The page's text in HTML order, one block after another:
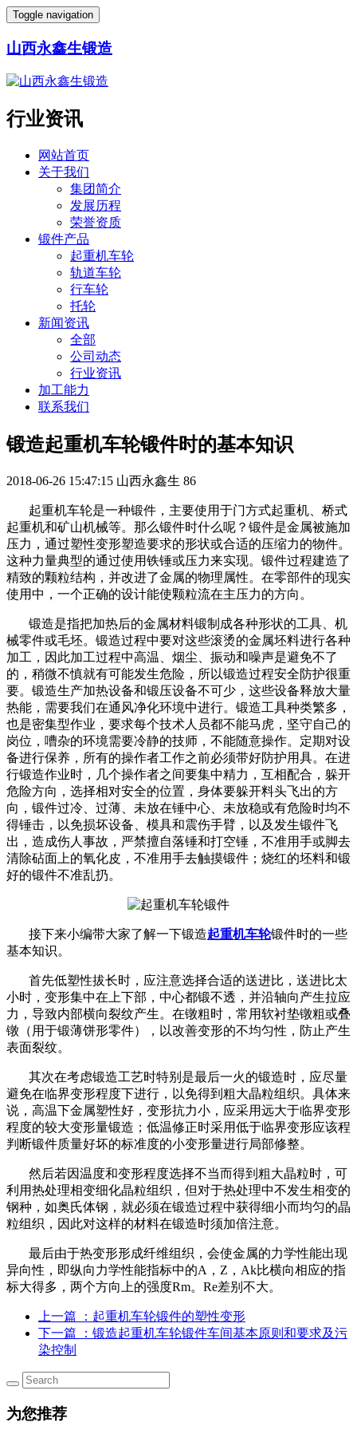
Toggle navigation
山西永鑫生锻造
行业资讯
网站首页
关于我们
集团简介
发展历程
荣誉资质
锻件产品
起重机车轮
轨道车轮
行车轮
托轮
新闻资讯
全部
公司动态
行业资讯
加工能力
联系我们
锻造起重机车轮锻件时的基本知识
2018-06-26 15:47:15 山西永鑫生 86
起重机车轮是一种锻件，主要使用于门方式起重机、桥式
起重机和矿山机械等。那么锻件时什么呢？锻件是金属被施加
压力，通过塑性变形塑造要求的形状或合适的压缩力的物件。
这种力量典型的通过使用铁锤或压力来实现。锻件过程建造了
精致的颗粒结构，并改进了金属的物理属性。在零部件的现实
使用中，一个正确的设计能使颗粒流在主压力的方向。
锻造是指把加热后的金属材料锻制成各种形状的工具、机
械零件或毛坯。锻造过程中要对这些滚烫的金属坯料进行各种
加工，因此加工过程中高温、烟尘、振动和噪声是避免不了
的，稍微不慎就有可能发生危险，所以锻造过程安全防护很重
要。锻造生产加热设备和锻压设备不可少，这些设备释放大量
热能，需要我们在通风净化环境中进行。锻造工具种类繁多，
也是密集型作业，要求每个技术人员都不能马虎，坚守自己的
岗位，嘈杂的环境需要冷静的技师，不能随意操作。定期对设
备进行保养，所有的操作者工作之前必须带好防护用具。在进
行锻造作业时，几个操作者之间要集中精力，互相配合，躲开
危险方向，选择相对安全的位置，身体要躲开料头飞出的方
向，锻件过冷、过薄、未放在锤中心、未放稳或有危险时均不
得锤击，以免损坏设备、模具和震伤手臂，以及发生锻件飞
出，造成伤人事故，严禁擅自落锤和打空锤，不准用手或脚去
清除砧面上的氧化皮，不准用手去触摸锻件；烧红的坯料和锻
好的锻件不准乱扔。
接下来小编带大家了解一下锻造起重机车轮锻件时的一些
基本知识。
首先低塑性拔长时，应注意选择合适的送进比，送进比太
小时，变形集中在上下部，中心都锻不透，并沿轴向产生拉应
力，导致内部横向裂纹产生。在镦粗时，常用软衬垫镦粗或叠
镦（用于锻薄饼形零件），以改善变形的不均匀性，防止产生
表面裂纹。
其次在考虑锻造工艺时特别是最后一火的锻造时，应尽量
避免在临界变形程度下进行，以免得到粗大晶粒组织。具体来
说，高温下金属塑性好，变形抗力小，应采用远大于临界变形
程度的较大变形量锻造；低温修正时采用低于临界变形应该程
判断锻件质量好坏的标准度的小变形量进行局部修整。
然后若因温度和变形程度选择不当而得到粗大晶粒时，可
利用热处理相变细化晶粒组织，但对于热处理中不发生相变的
钢种，如奥氏体钢，就必须在锻造过程中获得细小而均匀的晶
粒组织，因此对这样的材料在锻造时须加倍注意。
最后由于热变形形成纤维组织，会使金属的力学性能出现
异向性，即纵向力学性能指标中的A，Z，Ak比横向相应的指
标大得多，两个方向上的强度Rm。Re差别不大。
上一篇
：起重机车轮锻件的塑性变形
下一篇
：锻造起重机车轮锻件车间基本原则和要求及污
染控制
为您推荐